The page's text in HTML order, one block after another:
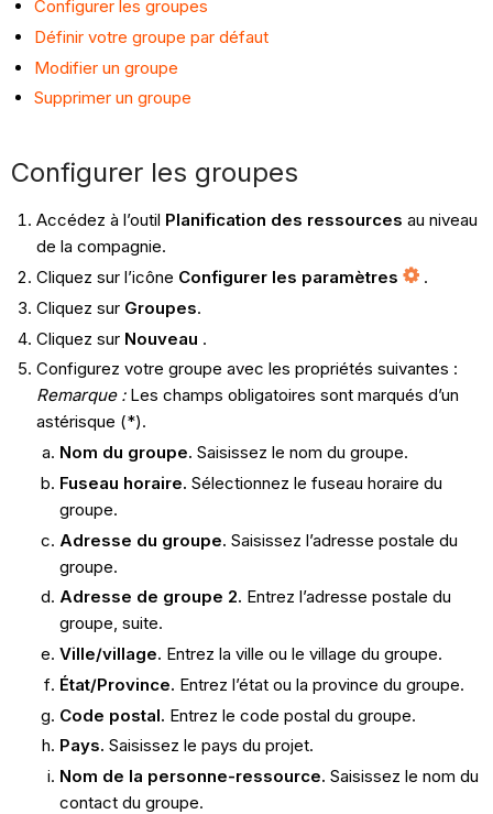
Configurer les groupes
Définir votre groupe par défaut
Modifier un groupe
Supprimer un groupe
Configurer les groupes
Accédez à l’outil Planification des ressources au niveau
de la compagnie.
Cliquez sur l’icône Configurer les paramètres
.
Cliquez sur Groupes.
Cliquez sur Nouveau .
Configurez votre groupe avec les propriétés suivantes :
Remarque : Les champs obligatoires sont marqués d’un
astérisque (*).
Nom du groupe. Saisissez le nom du groupe.
Fuseau horaire. Sélectionnez le fuseau horaire du
groupe.
Adresse du groupe. Saisissez l’adresse postale du
groupe.
Adresse de groupe 2. Entrez l’adresse postale du
groupe, suite.
Ville/village. Entrez la ville ou le village du groupe.
État/Province. Entrez l’état ou la province du groupe.
Code postal. Entrez le code postal du groupe.
Pays. Saisissez le pays du projet.
Nom de la personne-ressource. Saisissez le nom du
contact du groupe.